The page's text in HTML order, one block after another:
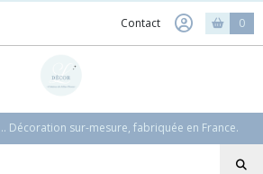
Contact 0
Décoration sur-mesure, fabriquée en France.